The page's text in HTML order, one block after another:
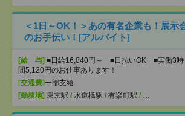
＜1日～OK！＞あの有名企業も！展示
のお手伝い！[アルバイト]
[給 与] ■日給16,840円～ ■日払いOK ■実働3時
間5,120円のお仕事あります！
[交通費]一部支給
[勤務地] 東京駅 / 水道橋駅 / 有楽町駅 /